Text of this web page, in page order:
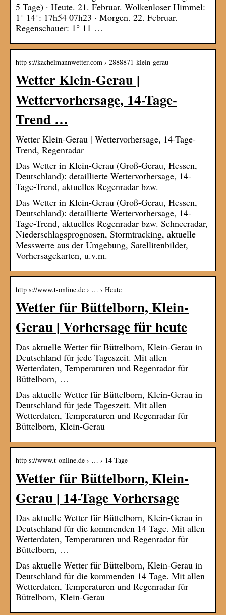
5 Tage) · Heute. 21. Februar. Wolkenloser Himmel:
1° 14°: 17h54 07h23 · Morgen. 22. Februar.
Regenschauer: 1° 11 …
http s://kachelmannwetter.com › 2888871-klein-gerau
Wetter Klein-Gerau |
Wettervorhersage, 14-Tage-
Trend …
Wetter Klein-Gerau | Wettervorhersage, 14-Tage-
Trend, Regenradar
Das Wetter in Klein-Gerau (Groß-Gerau, Hessen,
Deutschland): detaillierte Wettervorhersage, 14-
Tage-Trend, aktuelles Regenradar bzw.
Das Wetter in Klein-Gerau (Groß-Gerau, Hessen,
Deutschland): detaillierte Wettervorhersage, 14-
Tage-Trend, aktuelles Regenradar bzw. Schneeradar,
Niederschlagsprognosen, Stormtracking, aktuelle
Messwerte aus der Umgebung, Satellitenbilder,
Vorhersagekarten, u.v.m.
http s://www.t-online.de › … › Heute
Wetter für Büttelborn, Klein-
Gerau | Vorhersage für heute
Das aktuelle Wetter für Büttelborn, Klein-Gerau in
Deutschland für jede Tageszeit. Mit allen
Wetterdaten, Temperaturen und Regenradar für
Büttelborn, …
Das aktuelle Wetter für Büttelborn, Klein-Gerau in
Deutschland für jede Tageszeit. Mit allen
Wetterdaten, Temperaturen und Regenradar für
Büttelborn, Klein-Gerau
http s://www.t-online.de › … › 14 Tage
Wetter für Büttelborn, Klein-
Gerau | 14-Tage Vorhersage
Das aktuelle Wetter für Büttelborn, Klein-Gerau in
Deutschland für die kommenden 14 Tage. Mit allen
Wetterdaten, Temperaturen und Regenradar für
Büttelborn, …
Das aktuelle Wetter für Büttelborn, Klein-Gerau in
Deutschland für die kommenden 14 Tage. Mit allen
Wetterdaten, Temperaturen und Regenradar für
Büttelborn, Klein-Gerau